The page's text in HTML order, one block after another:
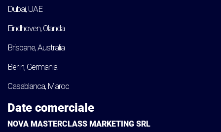
Dubai, UAE
Eindhoven, Olanda
Brisbane, Australia
Berlin, Germania
Casablanca, Maroc
Date comerciale
NOVA MASTERCLASS MARKETING SRL